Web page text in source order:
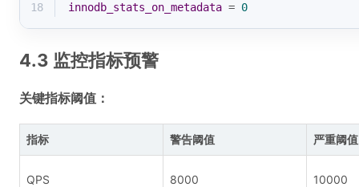
18
innodb_stats_on_metadata = 0
4.3 监控指标预警
关键指标阈值：
指标 警告阈值 严重阈值
QPS 8000 10000